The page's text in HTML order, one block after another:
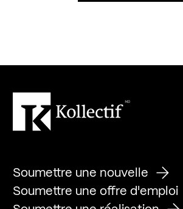
Soumettre une nouvelle
Soumettre une offre d'emploi